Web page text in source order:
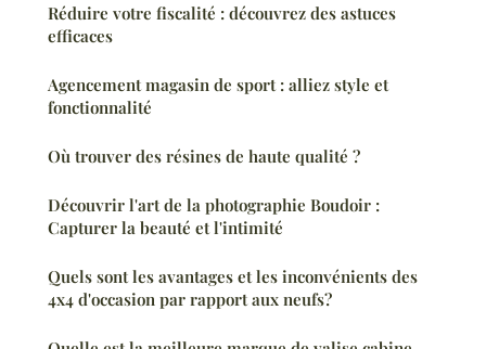
Réduire votre fiscalité : découvrez des astuces
efficaces
Agencement magasin de sport : alliez style et
fonctionnalité
Où trouver des résines de haute qualité ?
Découvrir l'art de la photographie Boudoir :
Capturer la beauté et l'intimité
Quels sont les avantages et les inconvénients des
4x4 d'occasion par rapport aux neufs?